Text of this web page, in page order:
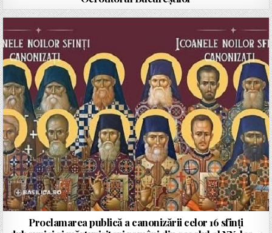
Proclamarea publică a canonizării celor 16 sfinți